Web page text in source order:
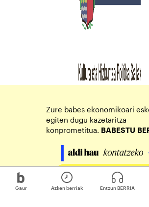
Gaur Azken berriak Entzun BERRIA
Zure babes ekonomikoari
egiten dugu kazetaritza
konprometitua. BABESTU
Egin zure ekarpena